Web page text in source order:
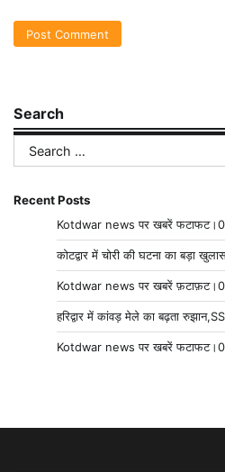
Search
Search
for:
Recent Posts
Kotdwar news पर खबरें
कोटद्वार में चोरी की घटना का बड़ा
Kotdwar news पर खबरें
हरिद्वार में कांवड़ मेले का बढ़ता
Kotdwar news पर खबरें